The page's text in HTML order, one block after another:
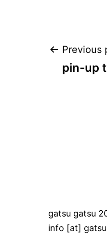
Post
Previous
pin-up
gatsu gatsu
info [at]